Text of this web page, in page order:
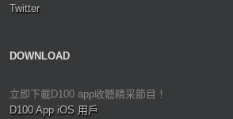
Twitter
DOWNLOAD
立即下載D100 app收聽精采節目！
D100 App iOS 用戶